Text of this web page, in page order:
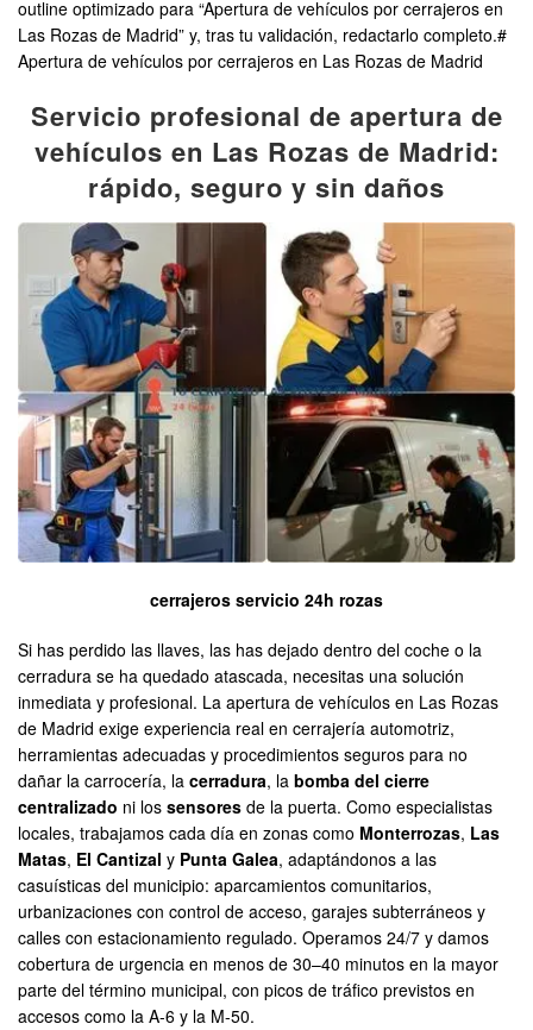
outline optimizado para “Apertura de vehículos por cerrajeros en
Las Rozas de Madrid” y, tras tu validación, redactarlo completo.#
Apertura de vehículos por cerrajeros en Las Rozas de Madrid
Servicio profesional de apertura de
vehículos en Las Rozas de Madrid:
rápido, seguro y sin daños
cerrajeros servicio 24h rozas
Si has perdido las llaves, las has dejado dentro del coche o la
cerradura se ha quedado atascada, necesitas una solución
inmediata y profesional. La apertura de vehículos en Las Rozas
de Madrid exige experiencia real en cerrajería automotriz,
herramientas adecuadas y procedimientos seguros para no
dañar la carrocería, la cerradura, la bomba del cierre
centralizado ni los sensores de la puerta. Como especialistas
locales, trabajamos cada día en zonas como Monterrozas, Las
Matas, El Cantizal y Punta Galea, adaptándonos a las
casuísticas del municipio: aparcamientos comunitarios,
urbanizaciones con control de acceso, garajes subterráneos y
calles con estacionamiento regulado. Operamos 24/7 y damos
cobertura de urgencia en menos de 30–40 minutos en la mayor
parte del término municipal, con picos de tráfico previstos en
accesos como la A-6 y la M-50.